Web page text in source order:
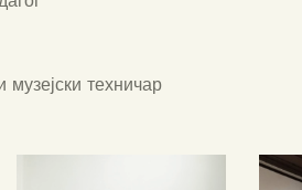
техничар